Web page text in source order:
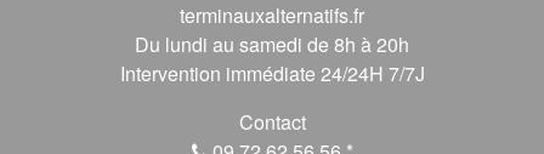
terminauxalternatifs.fr
Du lundi au samedi de 8h à 20h
Intervention immédiate 24/24H 7/7J
Contact